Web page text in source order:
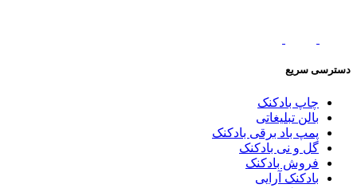
دسترسی سریع
چاپ بادکنک
بالن تبلیغاتی
پمپ باد برقی بادکنک
گل و نی بادکنک
فروش بادکنک
بادکنک آرایی